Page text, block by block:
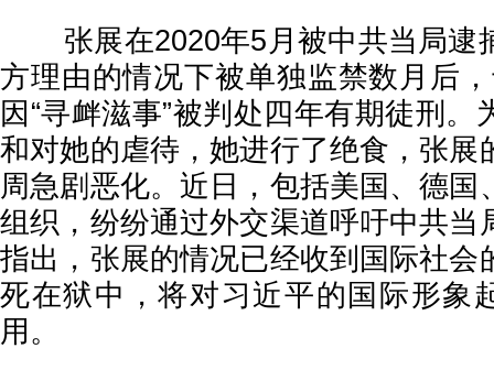
张展在2020年5月被中共当局逮
方理由的情况下被单独监禁数月后
因“寻衅滋事”被判处四年有期徒刑
和对她的虐待，她进行了绝食，张展
周急剧恶化。近日，包括美国、德国
组织，纷纷通过外交渠道呼吁中共当
指出，张展的情况已经收到国际社会
死在狱中，将对习近平的国际形象
用。